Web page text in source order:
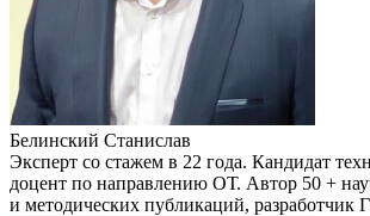
Белинский Станислав
Эксперт со стажем в 22 года. Кандидат
доцент по направлению ОТ. Автор 50 +
и методических публикаций,